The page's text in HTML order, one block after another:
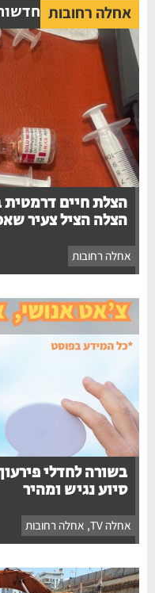
אחלה רחובות חדשות
הצלת חיים דרמטית
הצלה הציל צעיר שאכל
אחלה רחובות
בשורה לחדלי
סיוע נגיש ומהיר
אחלה TV ,אחלה רחובות